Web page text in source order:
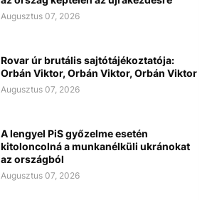
Augusztus 07, 2026
Rovar úr brutális sajtótájékoztatója:
Orbán Viktor, Orbán Viktor, Orbán Viktor
Augusztus 07, 2026
A lengyel PiS győzelme esetén
kitoloncolná a munkanélküli ukránokat
az országból
Augusztus 07, 2026